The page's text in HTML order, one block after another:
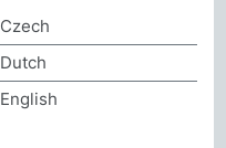
Czech
Dutch
English